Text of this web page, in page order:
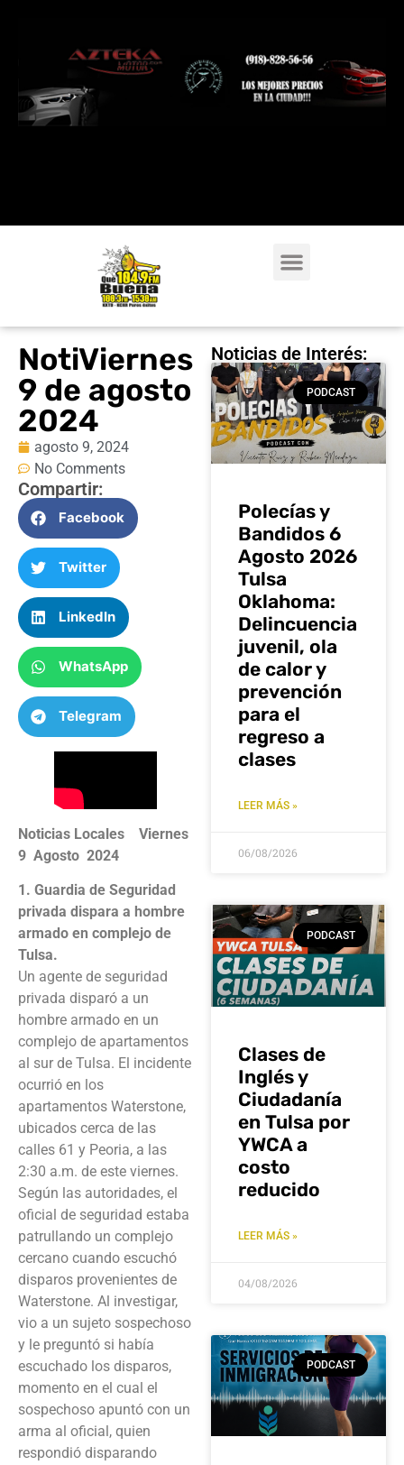
NotiViernes
9 de agosto
2024
agosto 9, 2024
No Comments
Compartir:
Facebook
Twitter
LinkedIn
WhatsApp
Telegram
Noticias Locales Viernes
9 Agosto 2024
1. Guardia de Seguridad
privada dispara a hombre
armado en complejo de
Tulsa.
Un agente de seguridad
privada disparó a un
hombre armado en un
complejo de apartamentos
al sur de Tulsa. El incidente
ocurrió en los
apartamentos Waterstone,
ubicados cerca de las
calles 61 y Peoria, a las
2:30 a.m. de este viernes.
Según las autoridades, el
oficial de seguridad estaba
patrullando un complejo
cercano cuando escuchó
disparos provenientes de
Waterstone. Al investigar,
vio a un sujeto sospechoso
y le preguntó si había
escuchado los disparos,
momento en el cual el
sospechoso apuntó con un
arma al oficial, quien
respondió disparando
Noticias de Interés:
PODCAST
Polecías y
Bandidos 6
Agosto 2026
Tulsa
Oklahoma:
Delincuencia
juvenil, ola
de calor y
prevención
para el
regreso a
clases
LEER MÁS »
06/08/2026
PODCAST
Clases de
Inglés y
Ciudadanía
en Tulsa por
YWCA a
costo
reducido
LEER MÁS »
04/08/2026
PODCAST